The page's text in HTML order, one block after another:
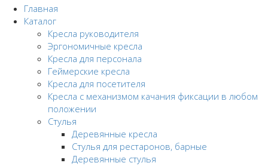
Главная
Каталог
Кресла руководителя
Эргономичные кресла
Кресла для персонала
Геймерские кресла
Кресла для посетителя
Кресла с механизмом качания фиксации в любом
положении
Стулья
Деревянные кресла
Стулья для рестаронов, барные
Деревянные стулья